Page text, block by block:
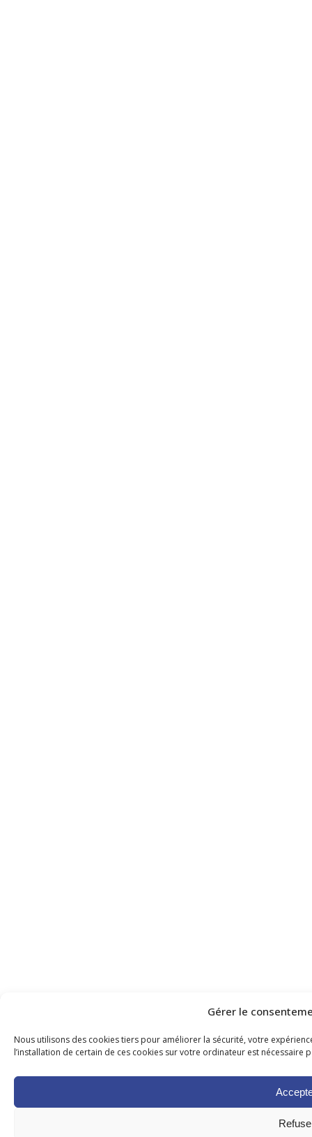
Gérer le
Nous utilisons des cookies tiers pour améliorer la sécurité, votre
l’installation de certain de ces cookies sur votre ordinateur est